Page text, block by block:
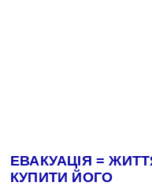
ЕВАКУАЦІЯ =
КУПИТИ ЙОГО